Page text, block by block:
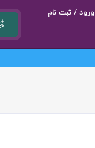
ورود / ثبت نام